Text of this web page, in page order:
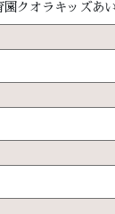
クオラキッズあ